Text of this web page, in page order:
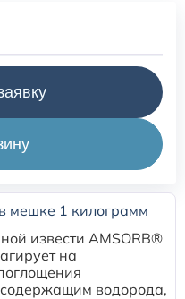
в мешке 1 килограмм
извести AMSORB®
на
содержащим водорода,
легких
для ИВЛ
для трахеостомии